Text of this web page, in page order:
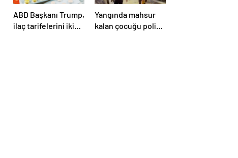
ABD Başkanı Trump,
ilaç tarifelerini iki
Yangında mahsur
kalan çocuğu polis